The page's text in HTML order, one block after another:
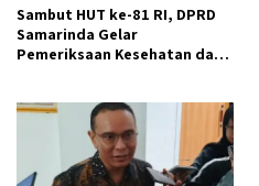
Sambut HUT ke-81 RI, DPRD
Samarinda Gelar
Pemeriksaan Kesehatan dan